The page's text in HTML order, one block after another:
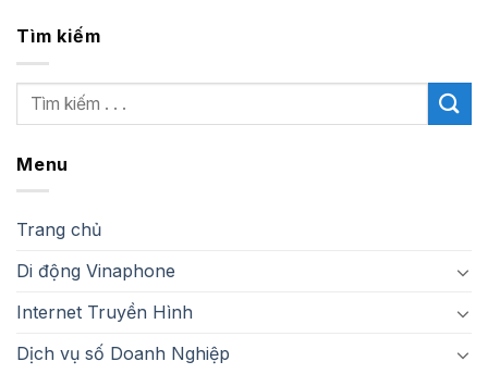
Tìm kiếm
Menu
Trang chủ
Di động Vinaphone
Internet Truyền Hình
Dịch vụ số Doanh Nghiệp